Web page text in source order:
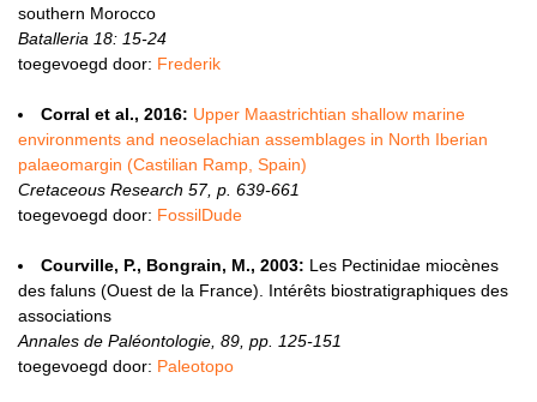
southern Morocco
Batalleria 18: 15-24
toegevoegd door: Frederik
Corral et al., 2016: Upper Maastrichtian shallow marine
environments and neoselachian assemblages in North Iberian
palaeomargin (Castilian Ramp, Spain)
Cretaceous Research 57, p. 639-661
toegevoegd door: FossilDude
Courville, P., Bongrain, M., 2003: Les Pectinidae miocènes
des faluns (Ouest de la France). Intérêts biostratigraphiques des
associations
Annales de Paléontologie, 89, pp. 125-151
toegevoegd door: Paleotopo